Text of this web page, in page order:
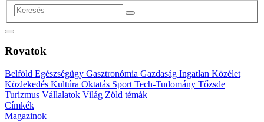
Rovatok
Belföld Egészségügy Gasztronómia Gazdaság Ingatlan Közélet
Közlekedés Kultúra Oktatás Sport Tech-Tudomány Tőzsde
Turizmus Vállalatok Világ Zöld témák
Címkék
Magazinok